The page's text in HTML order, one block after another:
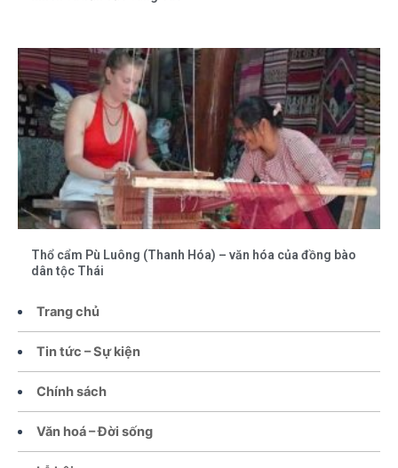
Trang chủ
Tin tức – Sự kiện
Chính sách
Văn hoá – Đời sống
Thổ cẩm Pù Luông (Thanh Hóa) – văn hóa của đồng bào
dân tộc Thái